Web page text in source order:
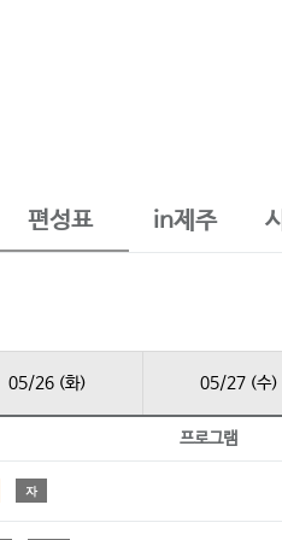
편성표 in제주
05/26 (화) 05/27 (수)
프로그램
자